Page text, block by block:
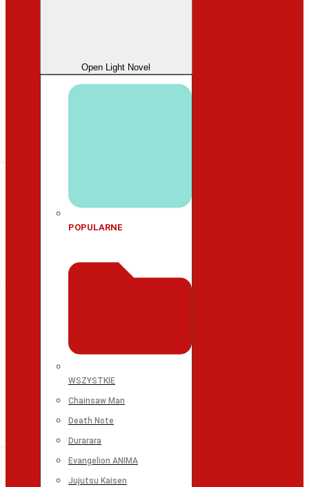
Open Light Novel
POPULARNE
WSZYSTKIE
Chainsaw Man
Death Note
Durarara
Evangelion ANIMA
Jujutsu Kaisen